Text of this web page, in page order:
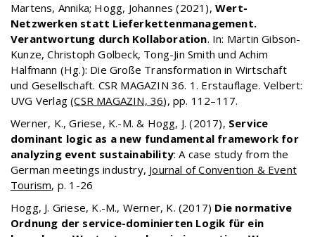
Martens, Annika; Hogg, Johannes (2021), Wert-
Netzwerken statt Lieferkettenmanagement.
Verantwortung durch Kollaboration. In: Martin Gibson-
Kunze, Christoph Golbeck, Tong-Jin Smith und Achim
Halfmann (Hg.): Die Große Transformation in Wirtschaft
und Gesellschaft. CSR MAGAZIN 36. 1. Erstauflage. Velbert:
UVG Verlag (CSR MAGAZIN, 36), pp. 112–117.
Werner, K., Griese, K.-M. & Hogg, J. (2017), Service
dominant logic as a new fundamental framework for
analyzing event sustainability: A case study from the
German meetings industry, Journal of Convention & Event
Tourism, p. 1-26
Hogg, J. Griese, K.-M., Werner, K. (2017) Die normative
Ordnung der service-dominierten Logik für ein